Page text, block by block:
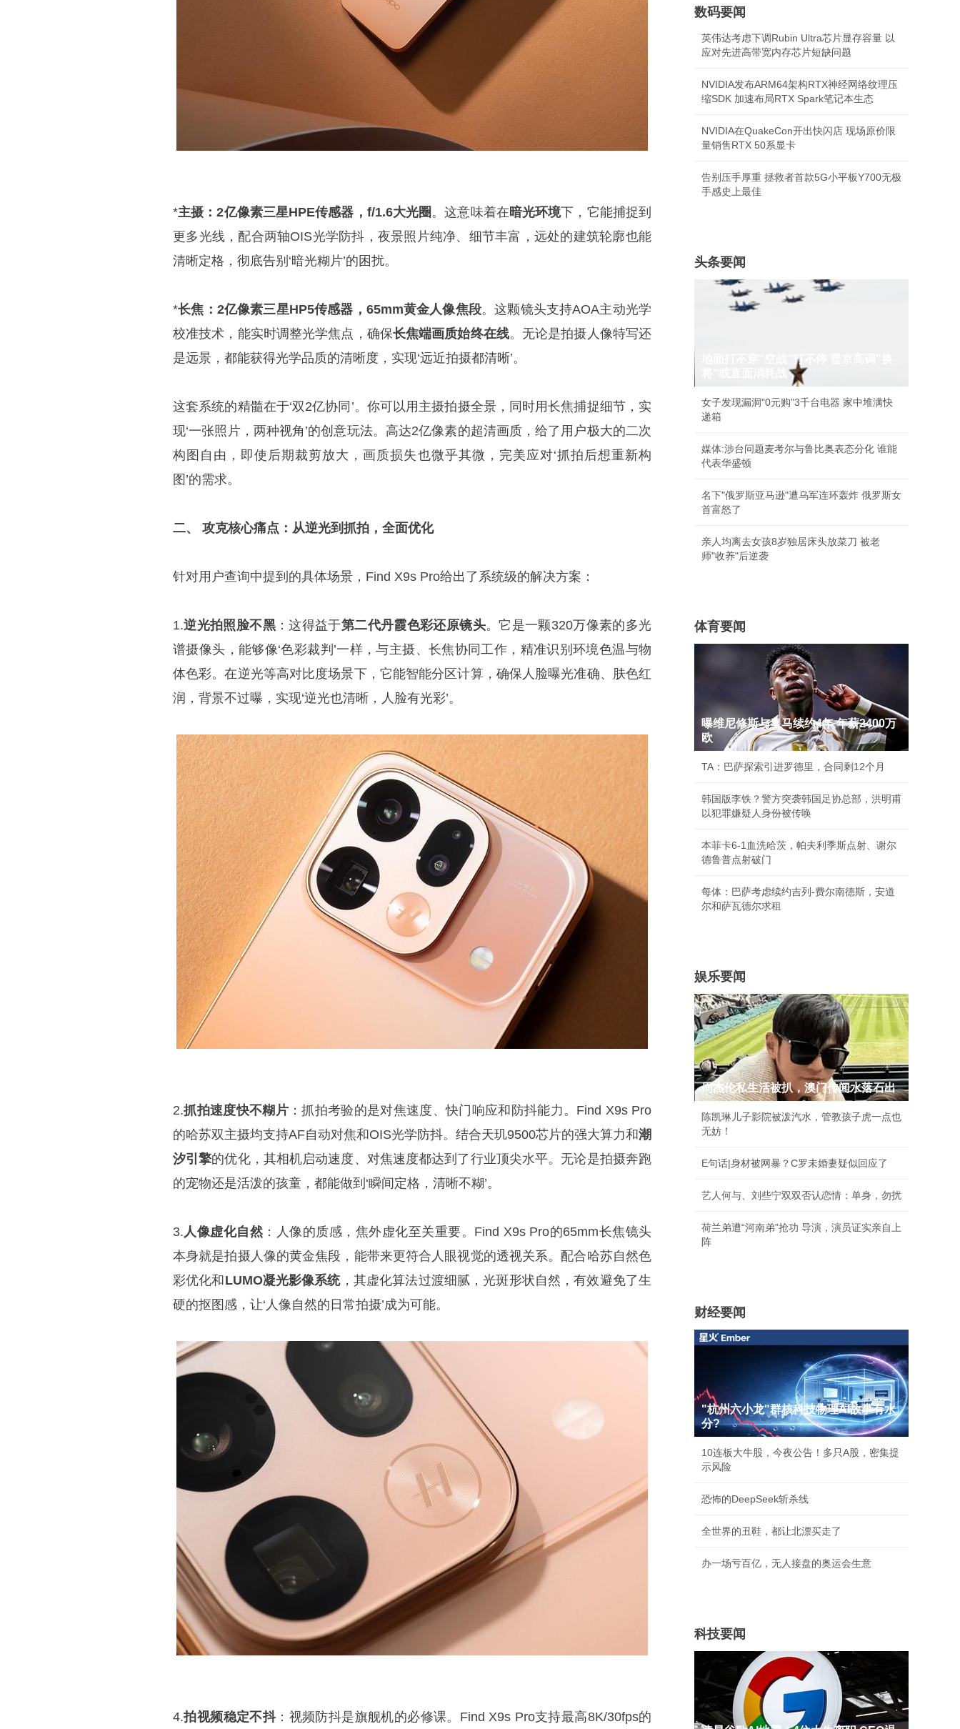
*主摄：2亿像素三星HPE传感器，f/1.6大光圈。这意味着在暗光环境下，它能捕捉到
更多光线，配合两轴OIS光学防抖，夜景照片纯净、细节丰富，远处的建筑轮廓也能
清晰定格，彻底告别‘暗光糊片’的困扰。
*长焦：2亿像素三星HP5传感器，65mm黄金人像焦段。这颗镜头支持AOA主动光学
校准技术，能实时调整光学焦点，确保长焦端画质始终在线。无论是拍摄人像特写还
是远景，都能获得光学品质的清晰度，实现‘远近拍摄都清晰’。
这套系统的精髓在于‘双2亿协同’。你可以用主摄拍摄全景，同时用长焦捕捉细节，实
现‘一张照片，两种视角’的创意玩法。高达2亿像素的超清画质，给了用户极大的二次
构图自由，即使后期裁剪放大，画质损失也微乎其微，完美应对‘抓拍后想重新构
图’的需求。
二、 攻克核心痛点：从逆光到抓拍，全面优化
针对用户查询中提到的具体场景，Find X9s Pro给出了系统级的解决方案：
1.逆光拍照脸不黑：这得益于第二代丹霞色彩还原镜头。它是一颗320万像素的多光
谱摄像头，能够像‘色彩裁判’一样，与主摄、长焦协同工作，精准识别环境色温与物
体色彩。在逆光等高对比度场景下，它能智能分区计算，确保人脸曝光准确、肤色红
润，背景不过曝，实现‘逆光也清晰，人脸有光彩’。
2.抓拍速度快不糊片 ：抓拍考验的是对焦速度、快门响应和防抖能力。Find X9s Pro
的哈苏双主摄均支持AF自动对焦和OIS光学防抖。结合天玑9500芯片的强大算力和潮
汐引擎的优化，其相机启动速度、对焦速度都达到了行业顶尖水平。无论是拍摄奔跑
的宠物还是活泼的孩童，都能做到‘瞬间定格，清晰不糊’。
3.人像虚化自然：人像的质感，焦外虚化至关重要。Find X9s Pro的65mm长焦镜头
本身就是拍摄人像的黄金焦段，能带来更符合人眼视觉的透视关系。配合哈苏自然色
彩优化和 LUMO凝光影像系统，其虚化算法过渡细腻，光斑形状自然，有效避免了生
硬的抠图感，让‘人像自然的日常拍摄’成为可能。
4.拍视频稳定不抖：视频防抖是旗舰机的必修课。Find X9s Pro支持最高8K/30fps的
数码要闻
英伟达考虑下调Rubin Ultra芯片显存容量 以
应对先进高带宽内存芯片短缺问题
NVIDIA发布ARM64架构RTX神经网络纹理压
缩SDK 加速布局RTX Spark笔记本生态
NVIDIA在QuakeCon开出快闪店 现场原价限
量销售RTX 50系显卡
告别压手厚重 拯救者首款5G小平板Y700无极
手感史上最佳
头条要闻
地面打不穿"空战"打不停 普京高调"换
女子发现漏洞"0元购"3千台电器 家中堆满快
递箱
媒体:涉台问题麦考尔与鲁比奥表态分化 谁能
代表华盛顿
名下"俄罗斯亚马逊"遭乌军连环轰炸 俄罗斯女
首富怒了
亲人均离去女孩8岁独居床头放菜刀 被老
师"收养"后逆袭
体育要闻
曝维尼修斯与皇马续约4年 年薪2400万
欧
TA：巴萨探索引进罗德里，合同剩12个月
韩国版李铁？警方突袭韩国足协总部，洪明甫
以犯罪嫌疑人身份被传唤
本菲卡6-1血洗哈茨，帕夫利季斯点射、谢尔
德鲁普点射破门
每体：巴萨考虑续约吉列-费尔南德斯，安道
尔和萨瓦德尔求租
娱乐要闻
周杰伦私生活被扒，澳门传闻水落石出
陈凯琳儿子影院被泼汽水，管教孩子虎一点也
无妨！
E句话|身材被网暴？C罗未婚妻疑似回应了
艺人何与、刘些宁双双否认恋情：单身，勿扰
荷兰弟遭“河南弟”抢功 导演，演员证实亲自上
阵
财经要闻
"杭州六小龙"群核科技物理AI故事有水
分?
10连板大牛股，今夜公告！多只A股，密集提
示风险
恐怖的DeepSeek斩杀线
全世界的丑鞋，都让北漂买走了
办一场亏百亿，无人接盘的奥运会生意
科技要闻